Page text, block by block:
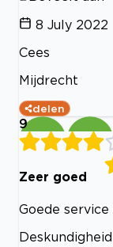
8 July 2022
Cees
Mijdrecht
delen
9
Zeer goed
Goede service
Deskundigheid